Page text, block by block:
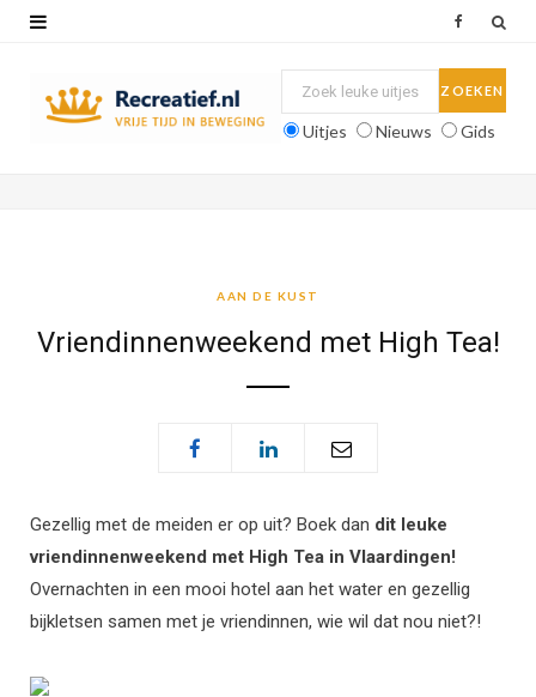
Uitjes Nieuws Gids
AAN DE KUST
Vriendinnenweekend met High Tea!
Gezellig met de meiden er op uit? Boek dan dit leuke
vriendinnenweekend met High Tea in Vlaardingen!
Overnachten in een mooi hotel aan het water en gezellig
bijkletsen samen met je vriendinnen, wie wil dat nou niet?!